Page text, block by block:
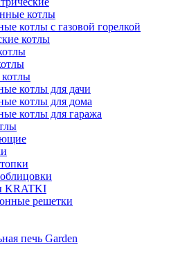
котлы
котлы с газовой горелкой
котлы
котлы для дачи
котлы для дома
котлы для гаража
KRATKI
решетки
печь Garden